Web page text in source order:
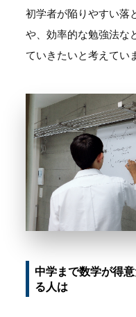
初学者が陥りやすい落
や、効率的な勉強法な
ていきたいと考えてい
中学まで数学が得
る人は